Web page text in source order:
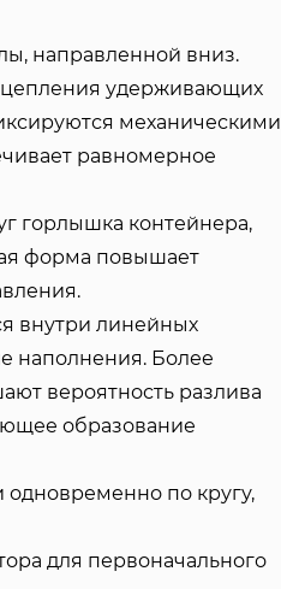
направленной вниз.
удерживающих
механическими
равномерное
горлышка контейнера,
форма повышает
внутри линейных
наполнения. Более
вероятность разлива
образование
по кругу,
для первоначального